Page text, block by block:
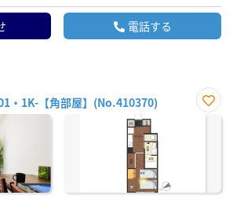
電話する
・1K-【角部屋】(No.410370)
お気